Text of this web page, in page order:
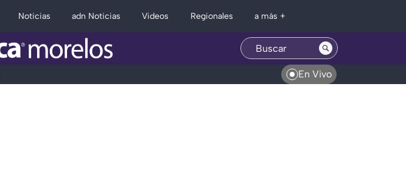
Noticias adn Noticias Videos Regionales a más +
En Vivo